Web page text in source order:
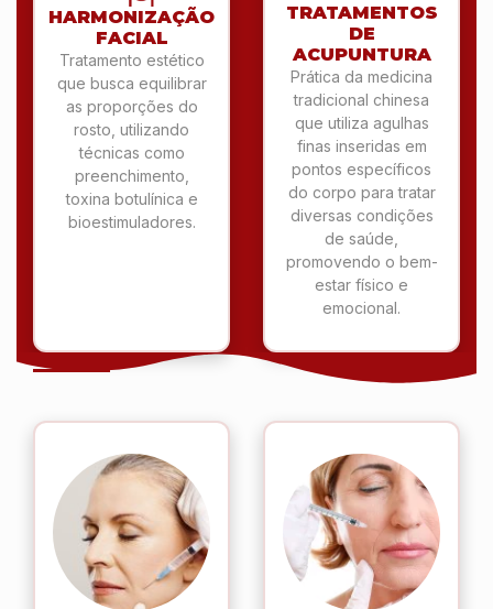
HARMONIZAÇÃO
FACIAL
Tratamento estético
que busca equilibrar
as proporções do
rosto, utilizando
técnicas como
preenchimento,
toxina botulínica e
bioestimuladores.
TRATAMENTOS
DE
ACUPUNTURA
Prática da medicina
tradicional chinesa
que utiliza agulhas
finas inseridas em
pontos específicos
do corpo para tratar
diversas condições
de saúde,
promovendo o bem-
estar físico e
emocional.